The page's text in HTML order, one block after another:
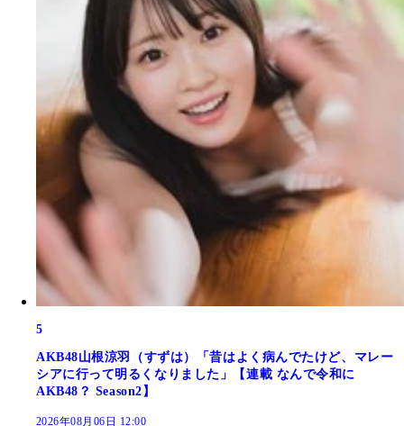
5
AKB48山根涼羽（すずは）「昔はよく病んでたけど、マレー
シアに行って明るくなりました」【連載 なんで令和に
AKB48？ Season2】
2026年08月06日 12:00